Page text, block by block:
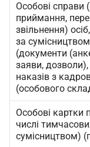
Особові справи
приймання,
звільнення)
за
(документи
заяви,
наказів з
(особового
Особові картки
числі
сумісництвом)